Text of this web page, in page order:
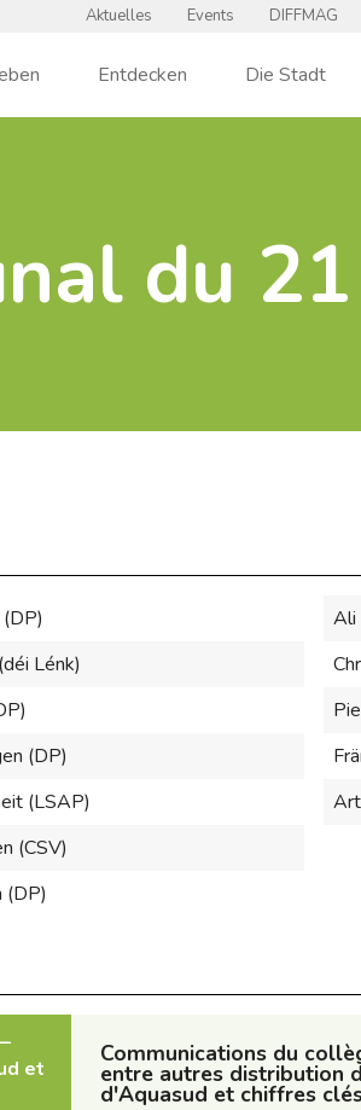
Aktuelles Events DIFFMAG
Entdecken Die Stadt
du
Lénk)
(DP)
(LSAP)
(CSV)
(DP)
Ali
et
Communications du
entre autres distribution
d'Aquasud et chiffres